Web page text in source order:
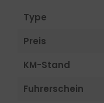
Type
Preis
KM-Stand
Fuhrerschein